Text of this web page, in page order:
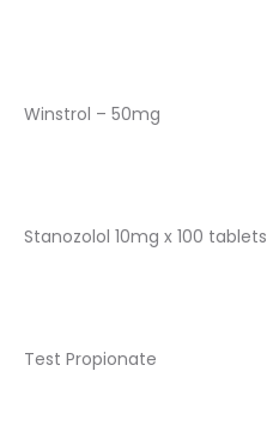
Winstrol – 50mg
Stanozolol 10mg x 100 tablets
Test Propionate